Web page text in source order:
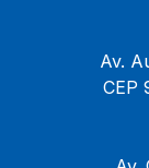
Av.
CEP